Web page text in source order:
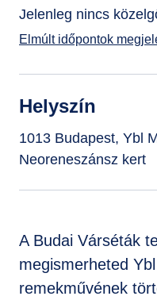
Jelenleg nincs
Elmúlt időpontok
Helyszín
1013 Budapest, Ybl
Neoreneszánsz kert
A Budai Várséták
megismerheted
remekművének